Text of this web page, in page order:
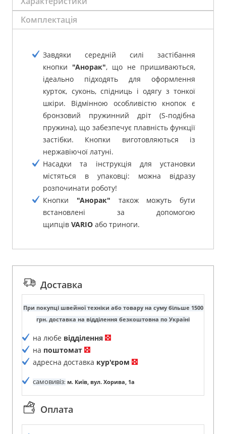
Комплектація
Завдяки середній силі застібання
кнопки "Анорак", що не пришиваються,
ідеально підходять для оформлення
курток, суконь, спідниць і одягу з тонкої
шкіри.
Відмінною особливістю кнопок є
бронзовий пружинний дріт (S-подібна
пружина), що забезпечує плавність функції
застібки.
Кнопки виготовляються із
нержавіючої латуні.
Насадки та інструкція для установки
містяться в упаковці: можна відразу
розпочинати роботу!
Кнопки "Анорак" також можуть бути
встановлені за допомогою
щипців VARIO або триноги.
Доставка
При покупці швейної техніки або товару на суму більше 1500
грн. доставка на відділення безкоштовна по Україні
на любе відділення
на поштомат
адресна доставка кур'єром
самовивіз: м. Київ, вул. Хорива, 1а
Оплата